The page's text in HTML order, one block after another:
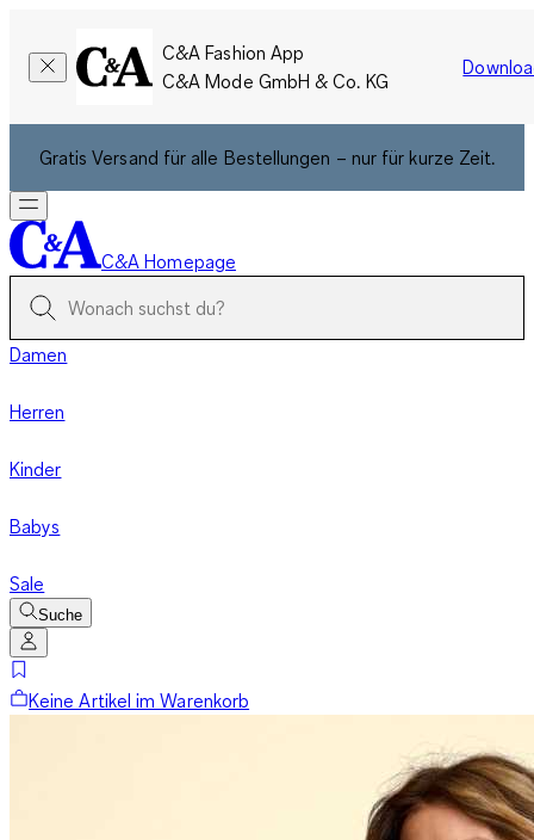
C&A Fashion App
C&A Mode GmbH & Co. KG
Gratis Versand für alle Bestellungen – nur für kurze Zeit.
C&A Homepage
Damen
Herren
Kinder
Babys
Sale
Suche
Keine Artikel im Warenkorb